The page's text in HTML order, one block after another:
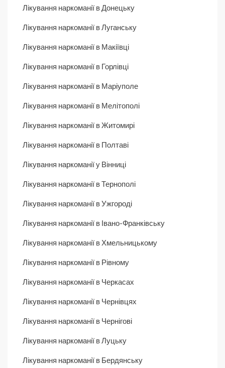
Лікування наркоманії в Донецьку
Лікування наркоманії в Луганську
Лікування наркоманії в Макіївці
Лікування наркоманії в Горлівці
Лікування наркоманії в Маріуполе
Лікування наркоманії в Мелітополі
Лікування наркоманії в Житомирі
Лікування наркоманії в Полтаві
Лікування наркоманії у Вінниці
Лікування наркоманії в Тернополі
Лікування наркоманії в Ужгороді
Лікування наркоманії в Івано-Франківську
Лікування наркоманії в Хмельницькому
Лікування наркоманії в Рівному
Лікування наркоманії в Черкасах
Лікування наркоманії в Чернівцях
Лікування наркоманії в Чернігові
Лікування наркоманії в Луцьку
Лікування наркоманії в Бердянську